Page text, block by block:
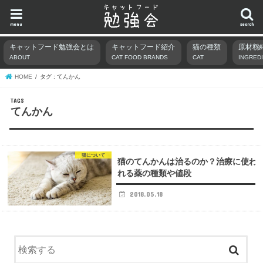
search
menu
キャットフード勉強会とは
ABOUT
キャットフード紹介
CAT FOOD BRANDS
猫の種類
CAT
原材料
HOME タグ : てんかん
てんかん
猫について
猫のてんかんは治るのか？治療に使わ
れる薬の種類や値段
2018.05.18